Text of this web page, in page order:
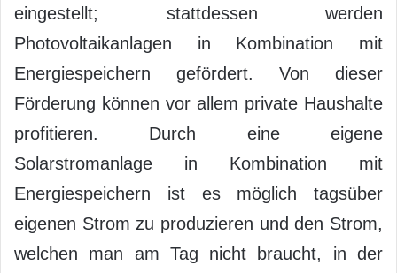
eingestellt; stattdessen werden
Photovoltaikanlagen in Kombination mit
Energiespeichern gefördert. Von dieser
Förderung können vor allem private Haushalte
profitieren. Durch eine eigene
Solarstromanlage in Kombination mit
Energiespeichern ist es möglich tagsüber
eigenen Strom zu produzieren und den Strom,
welchen man am Tag nicht braucht, in der